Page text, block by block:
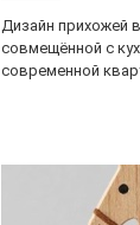
Дизайн прихожей
совмещённой с
современной